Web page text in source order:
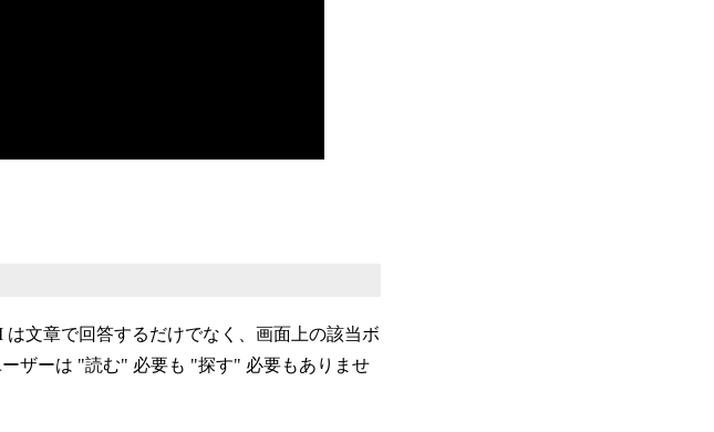
文章で回答するだけでなく、画面上の該当ボ
ザーは "読む" 必要も "探す" 必要もありませ